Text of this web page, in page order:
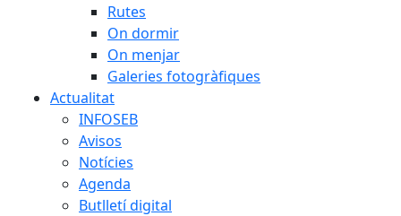
Rutes
On dormir
On menjar
Galeries fotogràfiques
Actualitat
INFOSEB
Avisos
Notícies
Agenda
Butlletí digital